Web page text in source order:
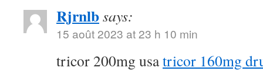
Rjrnlbsays:
15 août 2023 at 23 h 10 min
tricor 200mg usatricor 160mg